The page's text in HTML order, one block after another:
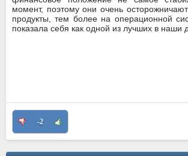
момент, поэтому они очень
продукты, тем более на операционной
показала себя как одной из лучших в наши
-2